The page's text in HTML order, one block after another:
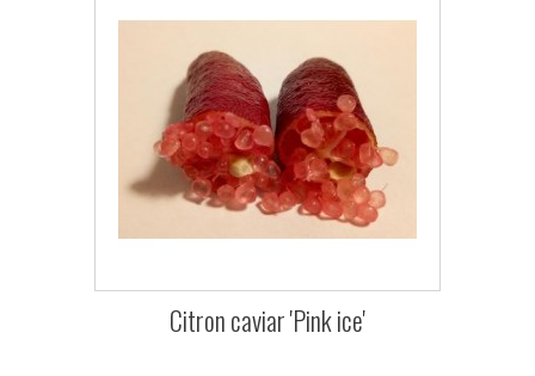
Citron caviar 'Pink ice'